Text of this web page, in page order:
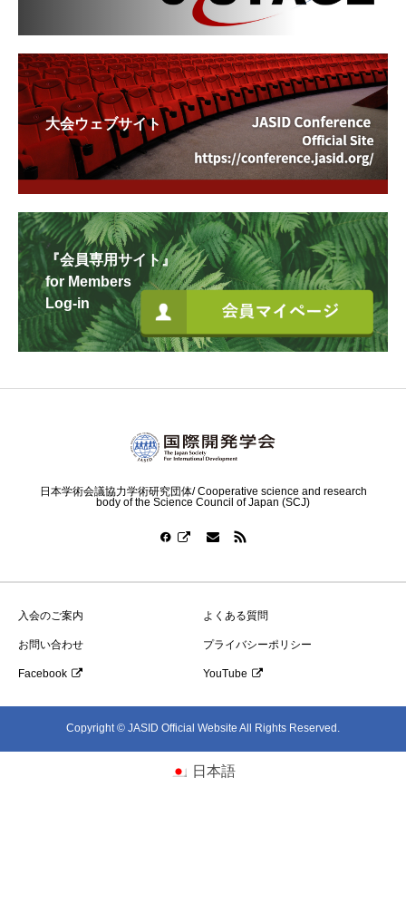
大会ウェブサイト
『会員専用サイト』
for Members
Log-in
日本学術会議協力学術研究団体/ Cooperative science and research
body of the Science Council of Japan (SCJ)
入会のご案内 よくある質問
お問い合わせ プライバシーポリシー
Facebook YouTube
Copyright © JASID Official Website All Rights Reserved.
日本語